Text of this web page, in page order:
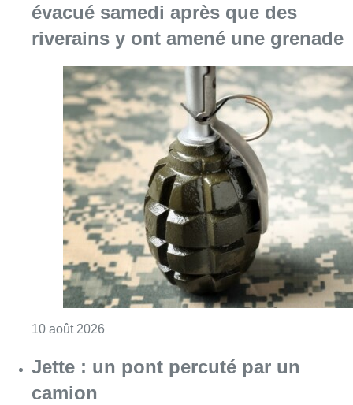
évacué samedi après que des
riverains y ont amené une grenade
10 août 2026
Jette : un pont percuté par un
camion